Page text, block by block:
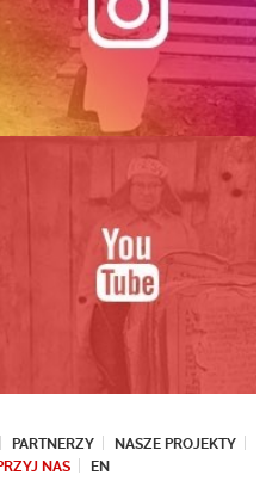
PARTNERZY
NASZE PROJEKTY
NAS EN